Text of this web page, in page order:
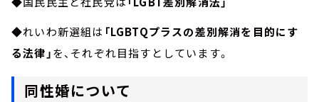
◆れいわ新選組は 「LGBTQプラスの差別解消を目的にす
る法律」を、それぞれ目指すとしています。
同性婚について